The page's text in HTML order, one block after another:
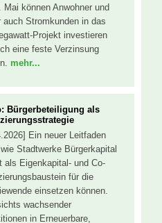
Mai können Anwohner und
auch Stromkunden in das
Projekt investieren
eine feste Verzinsung
mehr...
Bürgerbeteiligung als
Ein neuer Leitfaden
Stadtwerke Bürgerkapital
als Eigenkapital- und Co-
für die
einsetzen können.
wachsender
in Erneuerbare,